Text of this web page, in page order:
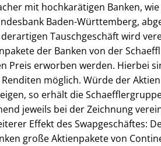
mit hochkarätigen Banken,
Baden-Württemberg,
Tauschgeschäft wird
der Banken von der
Preis erworben werden. Hierbei
möglich. Würde der
so erhält die
jeweils bei der Zeichnung
Effekt des Swapgeschäftes:
große Aktienpakete von